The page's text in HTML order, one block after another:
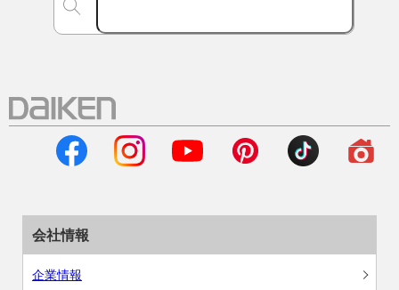
会社情報
企業情報